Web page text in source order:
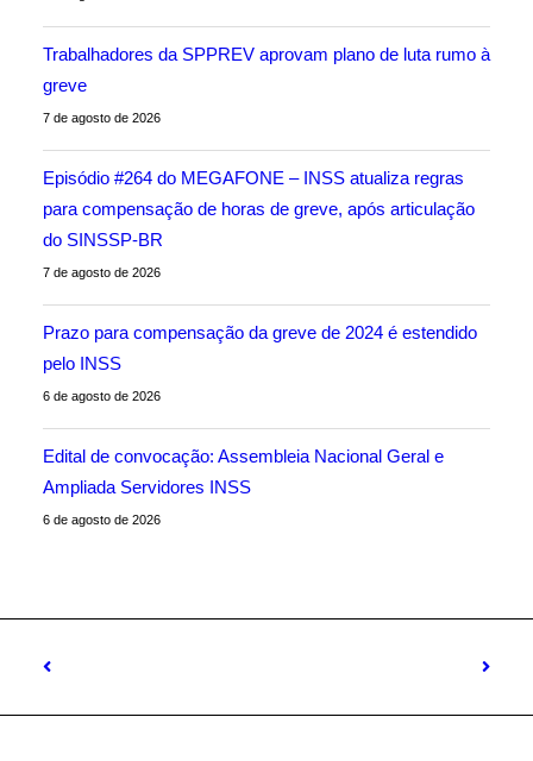
Trabalhadores da SPPREV aprovam plano de luta rumo à
greve
7 de agosto de 2026
Episódio #264 do MEGAFONE – INSS atualiza regras
para compensação de horas de greve, após articulação
do SINSSP-BR
7 de agosto de 2026
Prazo para compensação da greve de 2024 é estendido
pelo INSS
6 de agosto de 2026
Edital de convocação: Assembleia Nacional Geral e
Ampliada Servidores INSS
6 de agosto de 2026